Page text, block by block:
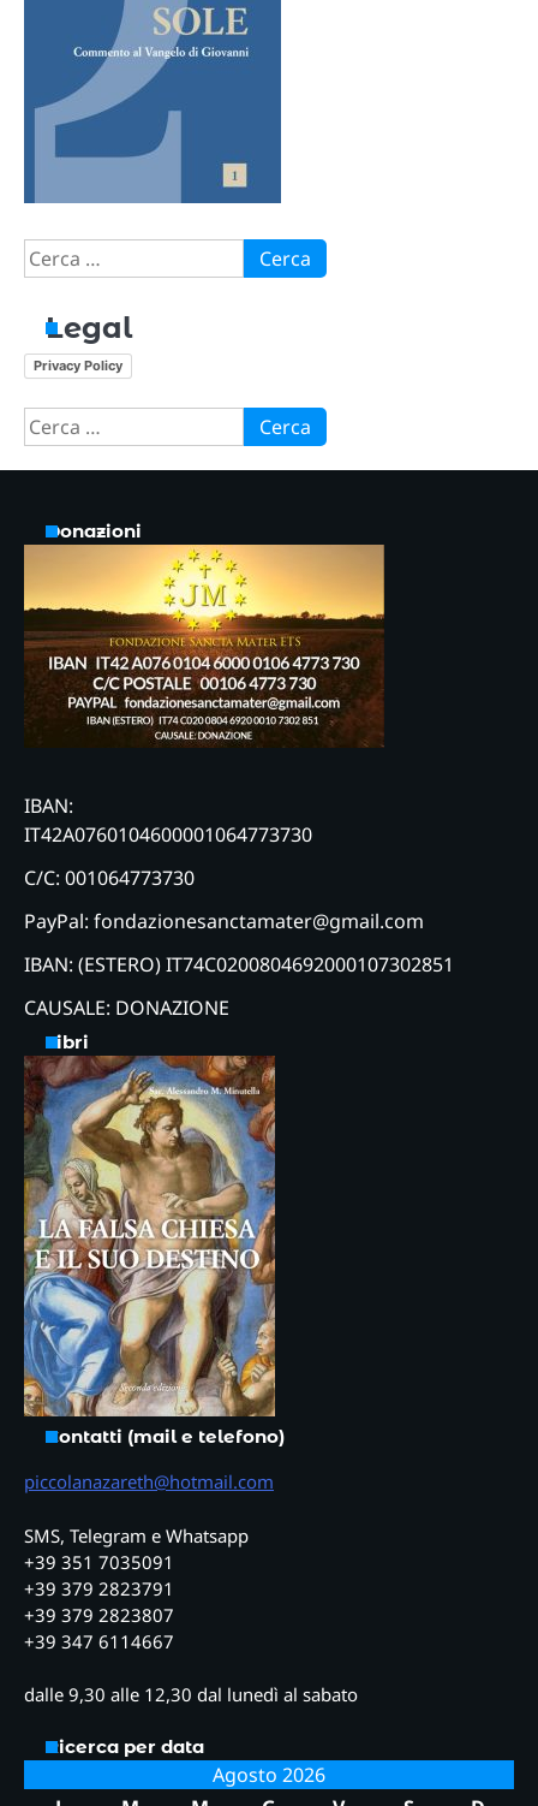
Ricerca
per:
Legal
Privacy Policy
Ricerca
per:
Donazioni
IBAN:
IT42A0760104600001064773730
C/C: 001064773730
PayPal: fondazionesanctamater@gmail.com
IBAN: (ESTERO) IT74C0200804692000107302851
CAUSALE: DONAZIONE
Libri
Contatti (mail e telefono)
piccolanazareth@hotmail.com
SMS, Telegram e Whatsapp
+39 351 7035091
+39 379 2823791
+39 379 2823807
+39 347 6114667
dalle 9,30 alle 12,30 dal lunedì al sabato
Ricerca per data
Agosto 2026